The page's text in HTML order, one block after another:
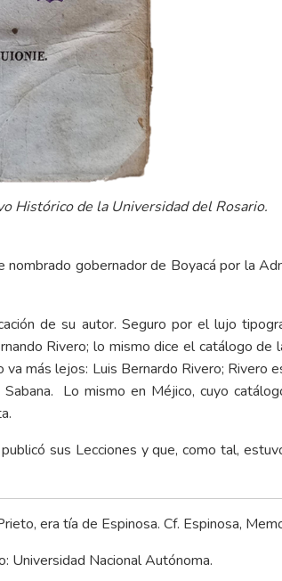
Histórico de la Universidad del Rosario.
gobernador de Boyacá por la
de su autor. Seguro por el lujo
Rivero; lo mismo dice el catálogo de
va más lejos: Luis Bernardo Rivero; Rivero
Lo mismo en Méjico, cuyo
sus Lecciones y que, como tal,
era tía de Espinosa. Cf. Espinosa,
Universidad Nacional Autónoma.